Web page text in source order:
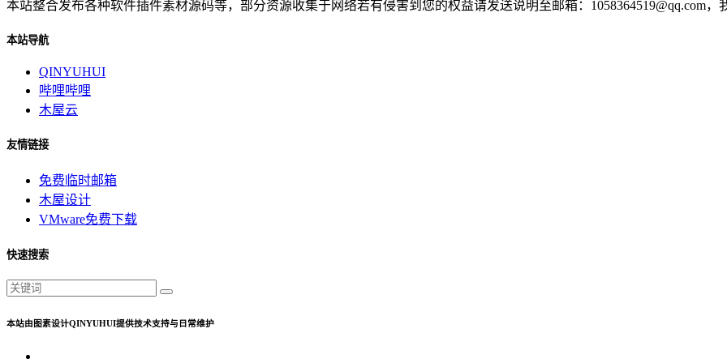
本站整合发布各种软件插件素材源码等，部分资源收集于网络若有侵害到您的权益请发送说明至邮箱：1058364519@qq.com，
本站导航
QINYUHUI
哔哩哔哩
木屋云
友情链接
免费临时邮箱
木屋设计
VMware免费下载
快速搜索
本站由图素设计QINYUHUI提供技术支持与日常维护